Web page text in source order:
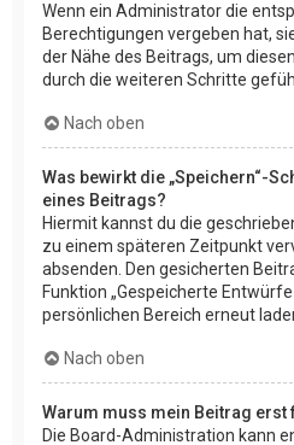
Wenn ein Administrator die
Berechtigungen vergeben hat,
der Nähe des Beitrags, um
durch die weiteren Schritte
Nach oben
Was bewirkt die „Speichern“-
eines Beitrags?
Hiermit kannst du die
zu einem späteren Zeitpunkt
absenden. Den gesicherten
Funktion „Gespeicherte
persönlichen Bereich erneut
Nach oben
Warum muss mein Beitrag erst
Die Board-Administration kann